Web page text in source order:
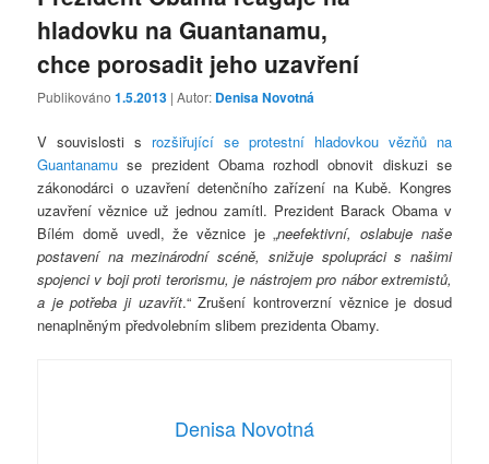
hladovku na Guantanamu,
chce porosadit jeho uzavření
Publikováno1.5.2013 | Autor: Denisa Novotná
V souvislosti s rozšiřující se protestní hladovkou vězňů na
Guantanamuse prezident Obama rozhodl obnovit diskuzi se
zákonodárci o uzavření detenčního zařízení na Kubě. Kongres
uzavření věznice už jednou zamítl. Prezident Barack Obama v
Bílém domě uvedl, že věznice je „neefektivní, oslabuje naše
postavení na mezinárodní scéně, snižuje spolupráci s našimi
spojenci v boji proti terorismu, je nástrojem pro nábor extremistů,
a je potřeba ji uzavřít.“ Zrušení kontroverzní věznice je dosud
nenaplněným předvolebním slibem prezidenta Obamy.
Denisa Novotná